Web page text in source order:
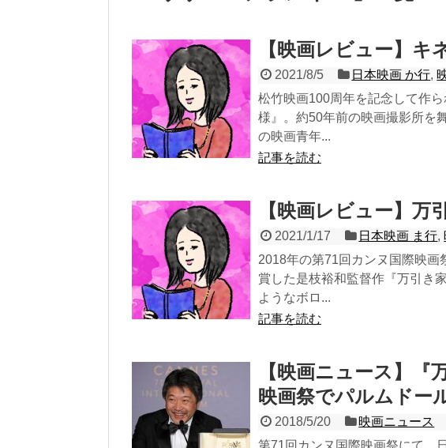
【映画レビュー】キ
2021/8/5 日本映画 か行,
松竹映画100周年を記念して作
様』。約50年前の映画撮影所を
の映画青年...
記事を読む
【映画レビュー】万
2021/1/17 日本映画 ま行,
2018年の第71回カンヌ国際映画
賞した是枝裕和監督作『万引き
ようなボロ...
記事を読む
【映画ニュース】『
映画祭でパルムドー
2018/5/20
映画ニュース